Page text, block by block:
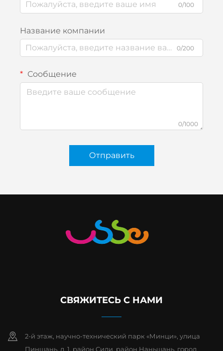
0/100
Название компании
0/200
Сообщение
0/1000
Отправить
СВЯЖИТЕСЬ С НАМИ
2-й этаж, научно-технический парк «Минци», улица
Пиншань, д. 1, район Сили, район Наньшань, город